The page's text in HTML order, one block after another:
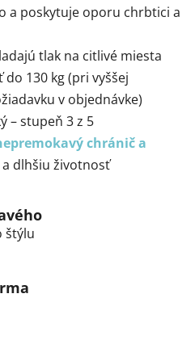
i
p
r
v
k
y
v
ý
p
s
u
a poskytuje oporu chrbtici a
tlak na citlivé miesta
130 kg (pri vyššej
v objednávke)
– stupeň 3 z 5
chránič a
dlhšiu životnosť
štýlu